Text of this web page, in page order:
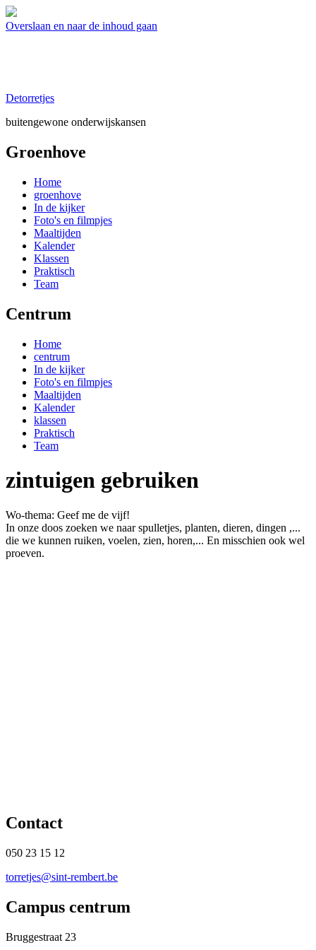
Overslaan en naar de inhoud gaan
Detorretjes
buitengewone onderwijskansen
Groenhove
Home
groenhove
In de kijker
Foto's en filmpjes
Maaltijden
Kalender
Klassen
Praktisch
Team
Centrum
Home
centrum
In de kijker
Foto's en filmpjes
Maaltijden
Kalender
klassen
Praktisch
Team
zintuigen gebruiken
Wo-thema: Geef me de vijf!
In onze doos zoeken we naar spulletjes, planten, dieren, dingen ,...
die we kunnen ruiken, voelen, zien, horen,... En misschien ook wel
proeven.
Contact
050 23 15 12
torretjes@sint-rembert.be
Campus centrum
Bruggestraat 23